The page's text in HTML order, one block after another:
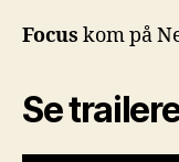
Focus kom på
Se